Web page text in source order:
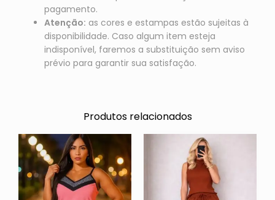
pagamento.
Atenção: as cores e estampas estão sujeitas à
disponibilidade. Caso algum item esteja
indisponível, faremos a substituição sem aviso
prévio para garantir sua satisfação.
Produtos relacionados